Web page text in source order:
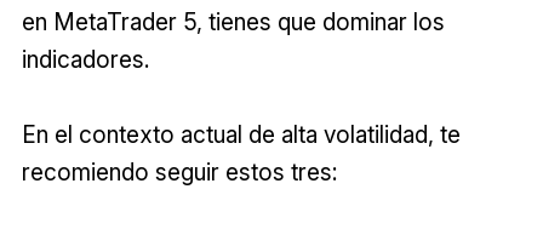
en MetaTrader 5, tienes que dominar los
indicadores.
En el contexto actual de alta volatilidad, te
recomiendo seguir estos tres: